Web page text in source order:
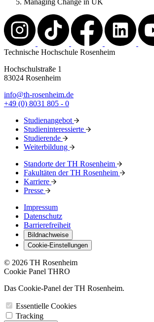
Managing Change in UK
Technische Hochschule Rosenheim
Hochschulstraße 1
83024 Rosenheim
info@th-rosenheim.de
+49 (0) 8031 805 - 0
Studienangebot
Studieninteressierte
Studierende
Weiterbildung
Standorte der TH Rosenheim
Fakultäten der TH Rosenheim
Karriere
Presse
Impressum
Datenschutz
Barrierefreiheit
Bildnachweise
Cookie-Einstellungen
© 2026 TH Rosenheim
Cookie Panel THRO
Das Cookie-Panel der TH Rosenheim.
Essentielle Cookies
Tracking